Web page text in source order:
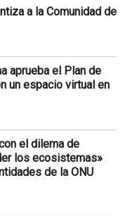
a la Comunidad de
aprueba el Plan de
un espacio virtual en
el dilema de
los ecosistemas»
de la ONU